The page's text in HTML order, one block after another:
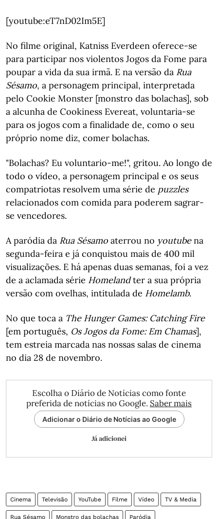
[youtube:eT7nD02Im5E]
No filme original, Katniss Everdeen oferece-se
para participar nos violentos Jogos da Fome para
poupar a vida da sua irmã. E na versão da Rua
Sésamo, a personagem principal, interpretada
pelo Cookie Monster [monstro das bolachas], sob
a alcunha de Cookiness Evereat, voluntaria-se
para os jogos com a finalidade de, como o seu
próprio nome diz, comer bolachas.
"Bolachas? Eu voluntario-me!", gritou. Ao longo de
todo o vídeo, a personagem principal e os seus
compatriotas resolvem uma série de puzzles
relacionados com comida para poderem sagrar-
se vencedores.
A paródia da Rua Sésamo aterrou no youtubena
segunda-feira e já conquistou mais de 400 mil
visualizações. E há apenas duas semanas, foi a vez
de a aclamada série Homelandter a sua própria
versão com ovelhas, intitulada de Homelamb.
No que toca a The Hunger Games: Catching Fire
[em português, Os Jogos da Fome: Em Chamas],
tem estreia marcada nas nossas salas de cinema
no dia 28 de novembro.
Escolha o Diário de Notícias como fonte
preferida de notícias no Google. Saber mais
Adicionar o Diário de Notícias ao Google
Já adicionei
Cinema Televisão YouTube Filme Vídeo TV & Media
Rua Sésamo Monstro das bolachas Paródia